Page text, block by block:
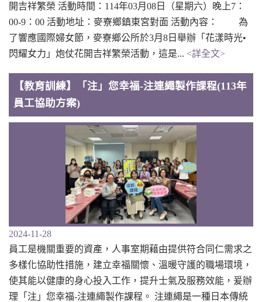
開吉祥繁榮 活動時間：114年03月08日（星期六）晚上7：
00-9：00 活動地址：麥寮鄉鎮東宮對面 活動內容： 為
了響應國際婦女節，麥寮鄉公所於3月8日舉辦「花漾時光•
閃耀女力」炮仗花開吉祥繁榮活動，這是... <詳全文>
【教育訓練】「注」您幸福-注連繩製作課程(113年
員工協助方案)
2024-11-28
員工是機關重要的資產，人事室期藉由提供符合同仁需求之
多樣化協助性措施，建立幸福關懷、溫暖守護的職場環境，
使其能以健康的身心投入工作，提升士氣及服務效能，爰辦
理「注」您幸福-注連繩製作課程。 注連繩是一種日本傳統